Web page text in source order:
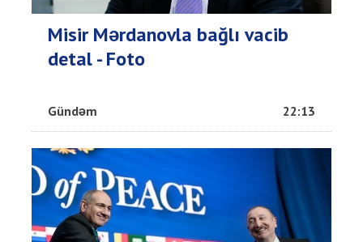
Misir Mərdanovla bağlı vacib
detal - Foto
Gündəm 22:13